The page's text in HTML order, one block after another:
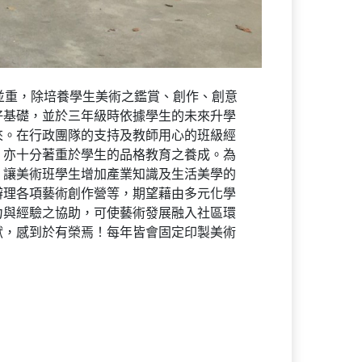
，除培養學生美術之鑑賞、創作、創意
礎，並於三年級時依據學生的未來升學
在行政團隊的支持及教師用心的班級經
十分著重於學生的品格教育之養成。為
美術班學生增加產業知識及生活美學的
各項藝術創作營等，期望藉由多元化學
經驗之協助，可使藝術發展融入社區環
感到於有榮焉！每年皆會固定印製美術